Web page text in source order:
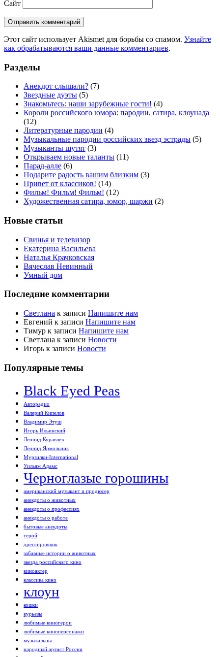
Сайт
Этот сайт использует Akismet для борьбы со спамом. Узнайте
как обрабатываются ваши данные комментариев.
Разделы
Анекдот слышали? (7)
Звездные дуэты (5)
Знакомьтесь: наши зарубежные гости! (4)
Короли российского юмора: пародии, сатира, клоунада
(12)
Литературные пародии (4)
Музыкальные пародии российских звезд эстрады (5)
Музыканты шутят (3)
Открываем новые таланты (11)
Парад-алле (6)
Подарите радость вашим близким (3)
Привет от классиков! (14)
Фильм! Фильм! Фильм! (12)
Художественная сатира, юмор, шаржи (2)
Новые статьи
Свинья и телевизор
Екатерина Васильева
Наталья Крачковская
Вячеслав Невинный
Умный дом
Последние комментарии
Светлана к записи Напишите нам
Евгений к записи Напишите нам
Тимур к записи Напишите нам
Светлана к записи Новости
Игорь к записи Новости
Популярные темы
Black Eyed Peas
Авторадио
Валерий Кипелов
Владимир Этуш
Игорь Ильинский
Леонид Куравлев
Леонид Ярмольник
Мурзилки-International
Уильям Адамс
Черноглазые горошины
американский музыкант и продюсер
анекдоты о животных
анекдоты о профессиях
анекдоты о работе
бытовые анекдоты
герой
дрессировщик
забавные истории о животных
звезда российского кино
киноактер
классика кино
клоун
кошки
курьезы
любимые киногерои
любимые киноперсонажи
музыкальны
народный артист России